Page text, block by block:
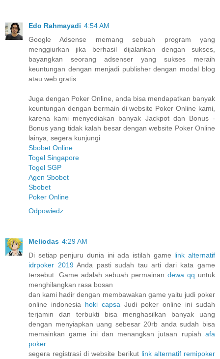
Edo Rahmayadi 4:54 AM
Google Adsense memang sebuah program yang
menggiurkan jika berhasil dijalankan dengan sukses,
bayangkan seorang adsenser yang sukses meraih
keuntungan dengan menjadi publisher dengan modal blog
atau web gratis
Juga dengan Poker Online, anda bisa mendapatkan banyak
keuntungan dengan bermain di website Poker Online kami,
karena kami menyediakan banyak Jackpot dan Bonus -
Bonus yang tidak kalah besar dengan website Poker Online
lainya, segera kunjungi
Sbobet Online
Togel Singapore
Togel SGP
Agen Sbobet
Sbobet
Poker Online
Odpowiedz
Meliodas 4:29 AM
Di setiap penjuru dunia ini ada istilah game link alternatif
idrpoker 2019Anda pasti sudah tau arti dari kata game
tersebut. Game adalah sebuah permainan dewa qq untuk
menghilangkan rasa bosan
dan kami hadir dengan membawakan game yaitu judi poker
online indonesia hoki capsa Judi poker online ini sudah
terjamin dan terbukti bisa menghasilkan banyak uang
dengan menyiapkan uang sebesar 20rb anda sudah bisa
memainkan game ini dan menangkan jutaan rupiah afa
poker
segera registrasi di website berikut link alternatif remipoker